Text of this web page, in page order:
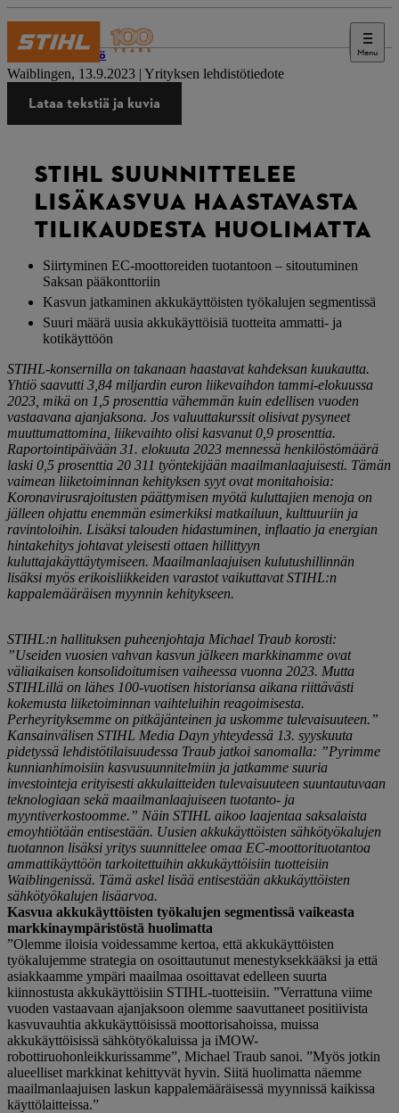
Menu
Lehdistö
Waiblingen, 13.9.2023 | Yrityksen lehdistötiedote
Lataa tekstiä ja kuvia
STIHL SUUNNITTELEE
LISÄKASVUA HAASTAVASTA
TILIKAUDESTA HUOLIMATTA
Siirtyminen EC-moottoreiden tuotantoon – sitoutuminen
Saksan pääkonttoriin
Kasvun jatkaminen akkukäyttöisten työkalujen segmentissä
Suuri määrä uusia akkukäyttöisiä tuotteita ammatti- ja
kotikäyttöön
STIHL-konsernilla on takanaan haastavat kahdeksan kuukautta.
Yhtiö saavutti 3,84 miljardin euron liikevaihdon tammi-elokuussa
2023, mikä on 1,5 prosenttia vähemmän kuin edellisen vuoden
vastaavana ajanjaksona. Jos valuuttakurssit olisivat pysyneet
muuttumattomina, liikevaihto olisi kasvanut 0,9 prosenttia.
Raportointipäivään 31. elokuuta 2023 mennessä henkilöstömäärä
laski 0,5 prosenttia 20 311 työntekijään maailmanlaajuisesti. Tämän
vaimean liiketoiminnan kehityksen syyt ovat monitahoisia:
Koronavirusrajoitusten päättymisen myötä kuluttajien menoja on
jälleen ohjattu enemmän esimerkiksi matkailuun, kulttuuriin ja
ravintoloihin. Lisäksi talouden hidastuminen, inflaatio ja energian
hintakehitys johtavat yleisesti ottaen hillittyyn
kuluttajakäyttäytymiseen. Maailmanlaajuisen kulutushillinnän
lisäksi myös erikoisliikkeiden varastot vaikuttavat STIHL:n
kappalemääräisen myynnin kehitykseen.
STIHL:n hallituksen puheenjohtaja Michael Traub korosti:
”Useiden vuosien vahvan kasvun jälkeen markkinamme ovat
väliaikaisen konsolidoitumisen vaiheessa vuonna 2023. Mutta
STIHLillä on lähes 100-vuotisen historiansa aikana riittävästi
kokemusta liiketoiminnan vaihteluihin reagoimisesta.
Perheyrityksemme on pitkäjänteinen ja uskomme tulevaisuuteen.”
Kansainvälisen STIHL Media Dayn yhteydessä 13. syyskuuta
pidetyssä lehdistötilaisuudessa Traub jatkoi sanomalla: ”Pyrimme
kunnianhimoisiin kasvusuunnitelmiin ja jatkamme suuria
investointeja erityisesti akkulaitteiden tulevaisuuteen suuntautuvaan
teknologiaan sekä maailmanlaajuiseen tuotanto- ja
myyntiverkostoomme.” Näin STIHL aikoo laajentaa saksalaista
emoyhtiötään entisestään. Uusien akkukäyttöisten sähkötyökalujen
tuotannon lisäksi yritys suunnittelee omaa EC-moottorituotantoa
ammattikäyttöön tarkoitettuihin akkukäyttöisiin tuotteisiin
Waiblingenissä. Tämä askel lisää entisestään akkukäyttöisten
sähkötyökalujen lisäarvoa.
Kasvua akkukäyttöisten työkalujen segmentissä vaikeasta
markkinaympäristöstä huolimatta
”Olemme iloisia voidessamme kertoa, että akkukäyttöisten
työkalujemme strategia on osoittautunut menestyksekkääksi ja että
asiakkaamme ympäri maailmaa osoittavat edelleen suurta
kiinnostusta akkukäyttöisiin STIHL-tuotteisiin. ”Verrattuna viime
vuoden vastaavaan ajanjaksoon olemme saavuttaneet positiivista
kasvuvauhtia akkukäyttöisissä moottorisahoissa, muissa
akkukäyttöisissä sähkötyökaluissa ja iMOW-
robottiruohonleikkurissamme”, Michael Traub sanoi. ”Myös jotkin
alueelliset markkinat kehittyvät hyvin. Siitä huolimatta näemme
maailmanlaajuisen laskun kappalemääräisessä myynnissä kaikissa
käyttölaitteissa.”